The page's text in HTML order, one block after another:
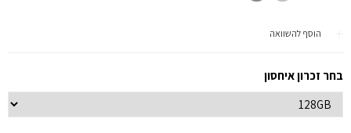
הוסף להשוואה
בחר זכרון איחסון